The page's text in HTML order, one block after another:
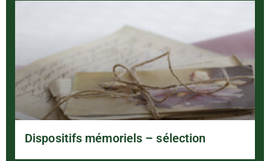
Dispositifs mémoriels – sélection